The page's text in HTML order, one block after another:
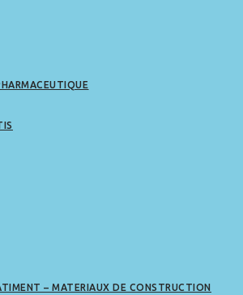
– MATERIAUX DE CONSTRUCTION